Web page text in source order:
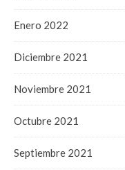
Enero 2022
Diciembre 2021
Noviembre 2021
Octubre 2021
Septiembre 2021